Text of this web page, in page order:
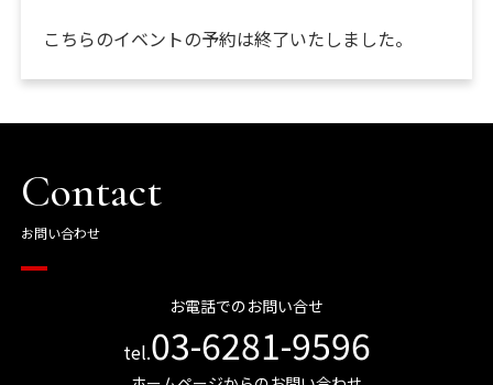
こちらのイベントの予約は終了いたしました。
Contact
お問い合わせ
お電話でのお問い合せ
tel.03-6281-9596